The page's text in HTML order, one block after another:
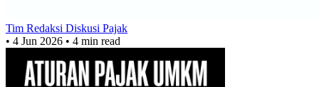
Tim Redaksi Diskusi Pajak
• 4 Jun 2026 • 4 min read